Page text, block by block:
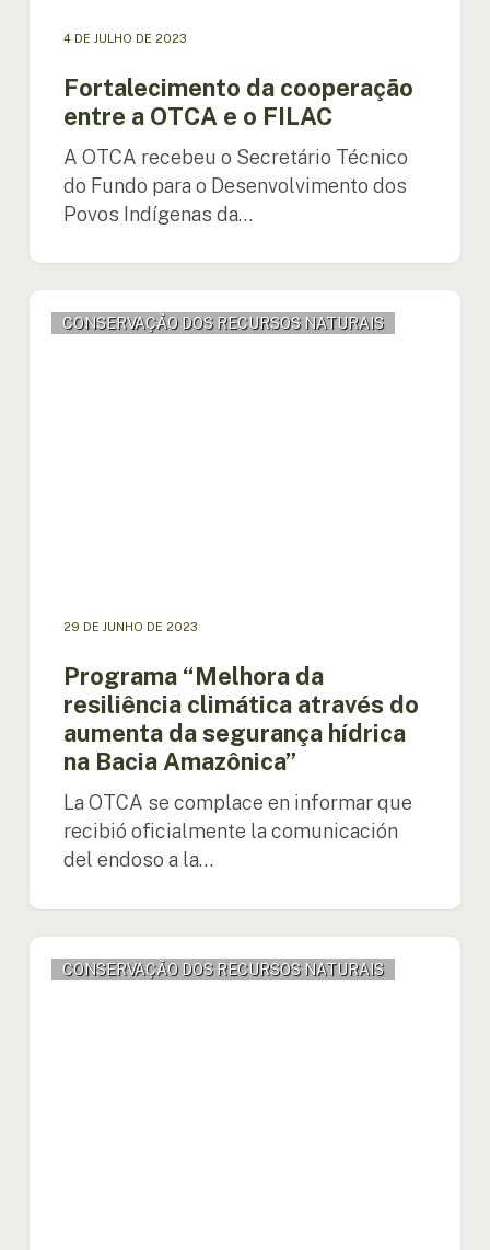
4 DE JULHO DE 2023
Fortalecimento da cooperação
entre a OTCA e o FILAC
A OTCA recebeu o Secretário Técnico
do Fundo para o Desenvolvimento dos
Povos Indígenas da…
Programa
“Melhora
CONSERVAÇÃO DOS RECURSOS NATURAIS
29 DE JUNHO DE 2023
Programa “Melhora da
resiliência climática através do
aumenta da segurança hídrica
na Bacia Amazônica”
La OTCA se complace en informar que
recibió oficialmente la comunicación
del endoso a la…
Conselho
CONSERVAÇÃO DOS RECURSOS NATURAIS